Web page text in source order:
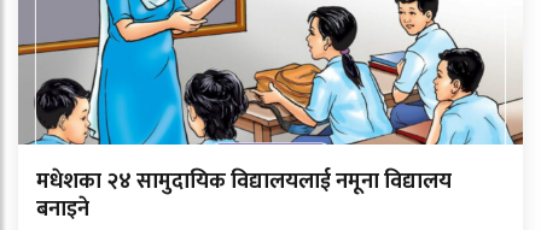
मधेशका २४ सामुदायिक विद्यालयलाई नमूना विद्यालय
बनाइने